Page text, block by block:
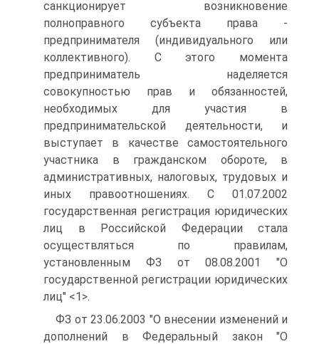
санкционирует возникновение
полноправного субъекта права -
предпринимателя (индивидуального или
коллективного). С этого момента
предприниматель наделяется
совокупностью прав и обязанностей,
необходимых для участия в
предпринимательской деятельности, и
выступает в качестве самостоятельного
участника в гражданском обороте, в
административных, налоговых, трудовых и
иных правоотношениях. С 01.07.2002
государственная регистрация юридических
лиц в Российской Федерации стала
осуществляться по правилам,
установленным ФЗ от 08.08.2001 "О
государственной регистрации юридических
лиц" <1>.
ФЗ от 23.06.2003 "О внесении изменений и
дополнений в Федеральный закон "О